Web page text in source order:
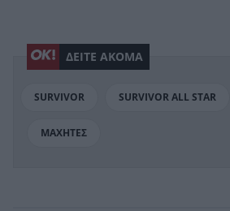
ΔΕΙΤΕ ΑΚΟΜΑ
SURVIVOR SURVIVOR ALL STAR
ΜΑΧΗΤΕΣ